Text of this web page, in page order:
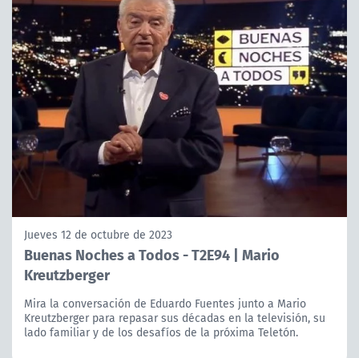
Jueves 12 de octubre de 2023
Buenas Noches a Todos - T2E94 | Mario
Kreutzberger
Mira la conversación de Eduardo Fuentes junto a Mario
Kreutzberger para repasar sus décadas en la televisión, su
lado familiar y de los desafíos de la próxima Teletón.